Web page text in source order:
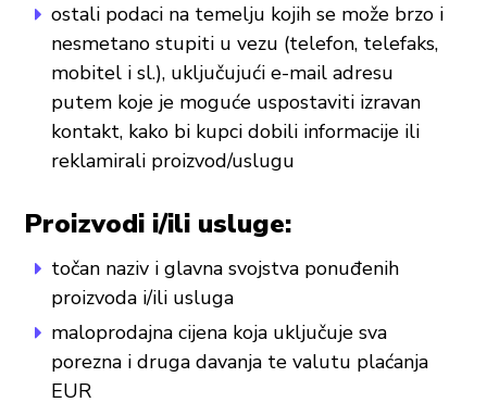
ostali podaci na temelju kojih se može brzo i
nesmetano stupiti u vezu (telefon, telefaks,
mobitel i sl.), uključujući e-mail adresu
putem koje je moguće uspostaviti izravan
kontakt, kako bi kupci dobili informacije ili
reklamirali proizvod/uslugu
Proizvodi i/ili usluge:
točan naziv i glavna svojstva ponuđenih
proizvoda i/ili usluga
maloprodajna cijena koja uključuje sva
porezna i druga davanja te valutu plaćanja
EUR